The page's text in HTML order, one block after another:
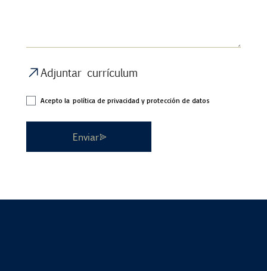
Adjuntar currículum
Acepto la política de privacidad y protección de datos
Enviar